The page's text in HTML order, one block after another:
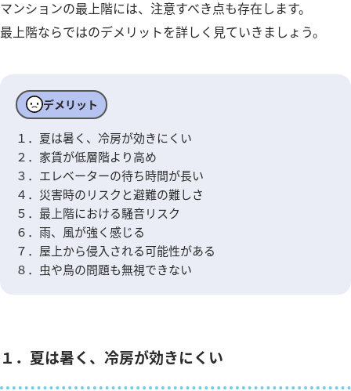
マンションの最上階には、注意すべき点も存在します。
最上階ならではのデメリットを詳しく見ていきましょう。
デメリット
１．夏は暑く、冷房が効きにくい
２．家賃が低層階より高め
３．エレベーターの待ち時間が長い
４．災害時のリスクと避難の難しさ
５．最上階における騒音リスク
６．雨、風が強く感じる
７．屋上から侵入される可能性がある
８．虫や鳥の問題も無視できない
１．夏は暑く、冷房が効きにくい